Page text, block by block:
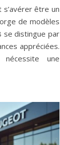
s’avérer être un
de modèles
se distingue par
appréciées.
une